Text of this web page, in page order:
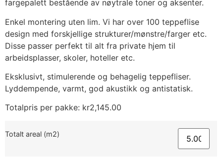
fargepalett bestående av nøytrale toner og aksenter.
Enkel montering uten lim. Vi har over 100 teppeflise
design med forskjellige strukturer/mønstre/farger etc.
Disse passer perfekt til alt fra private hjem til
arbeidsplasser, skoler, hoteller etc.
Eksklusivt, stimulerende og behagelig teppefliser.
Lyddempende, varmt, god akustikk og antistatisk.
Totalpris per pakke: kr2,145.00
Totalt areal (m2)